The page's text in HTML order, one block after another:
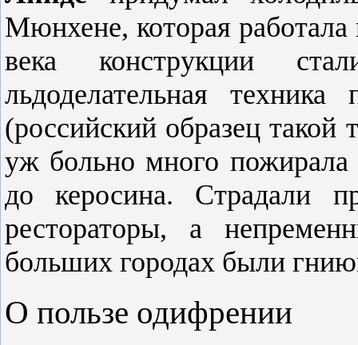
Мюнхене, которая
века конструкции
льдоделательная
(российский образец
уж больно много пожирала
до керосина. Страдали
рестораторы, а
больших городах были
О пользе одифрении